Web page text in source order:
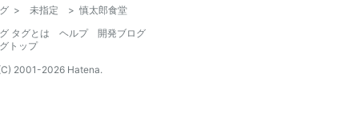
> 未指定 > 慎太郎食堂
タグとは
ヘルプ
開発ブログ
トップ
2001-2026 Hatena.